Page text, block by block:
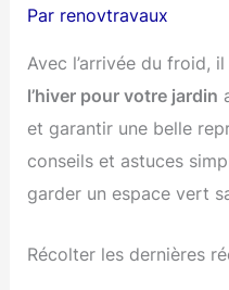
Par renovtravaux
Avec l’arrivée du froid,
l’hiver pour votre jardin
et garantir une belle
conseils et astuces
garder un espace vert
Récolter les dernières